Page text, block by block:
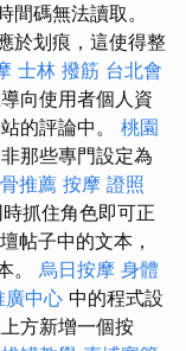
碼無法讀取。
於划痕，這使得整
士林 撥筋 台北會
向使用者個人資
的評論中。 桃園
那些專門設定為
推薦 按摩 證照
抓住角色即可正
帖子中的文本，
。 烏日按摩 身體
廣中心 中的程式設
方新增一個按